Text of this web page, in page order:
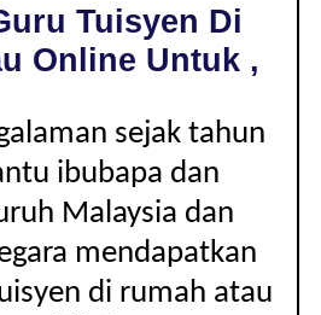
Tuisyen Di
Online Untuk ,
sejak tahun
ibubapa dan
Malaysia dan
mendapatkan
di rumah atau